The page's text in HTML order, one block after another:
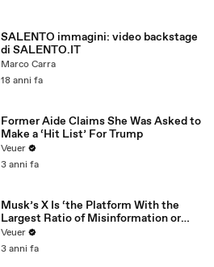
SALENTO immagini: video backstage
di SALENTO.IT
Marco Carra
18 anni fa
Former Aide Claims She Was Asked to
Make a ‘Hit List’ For Trump
Veuer
3 anni fa
Musk’s X Is ‘the Platform With the
Largest Ratio of Misinformation or
Disinformation’ Amongst All Social
Media Platforms
Veuer
3 anni fa